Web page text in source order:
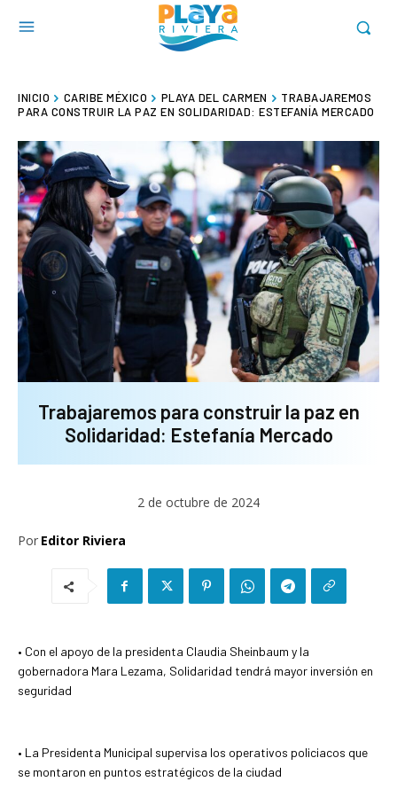
INICIO CARIBE MÉXICO PLAYA DEL CARMEN
TRABAJAREMOS
PARA CONSTRUIR LA PAZ EN SOLIDARIDAD: ESTEFANÍA MERCADO
Trabajaremos para construir la paz en
Solidaridad: Estefanía Mercado
2 de octubre de 2024
Por Editor Riviera
• Con el apoyo de la presidenta Claudia Sheinbaum y la
gobernadora Mara Lezama, Solidaridad tendrá mayor inversión en
seguridad
• La Presidenta Municipal supervisa los operativos policiacos que
se montaron en puntos estratégicos de la ciudad